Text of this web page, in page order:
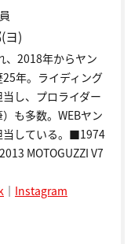
ヨ)
、2018年からヤン
年。ライディング
し、プロライダー
も多数。WEBヤン
当している。■1974
MOTOGUZZI V7
｜ Instagram